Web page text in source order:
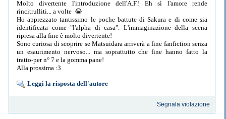
Molto divertente l'introduzione dell'A.F.! Eh sì l'amore rende
rincitrulliti... a volte 😂
Ho apprezzato tantissimo le poche battute di Sakura e di come sia
identificata come "l'alpha di casa". L'immaginazione della scena
ripresa alla fine è molto divertente!
Sono curiosa di scoprire se Matsuidara arriverà a fine fanfiction senza
un esaurimento nervoso... ma soprattutto che fine hanno fatto la
tratto-per n° 7 e la gomma pane!
Alla prossima :3
Leggi la risposta dell'autore
Segnala violazione